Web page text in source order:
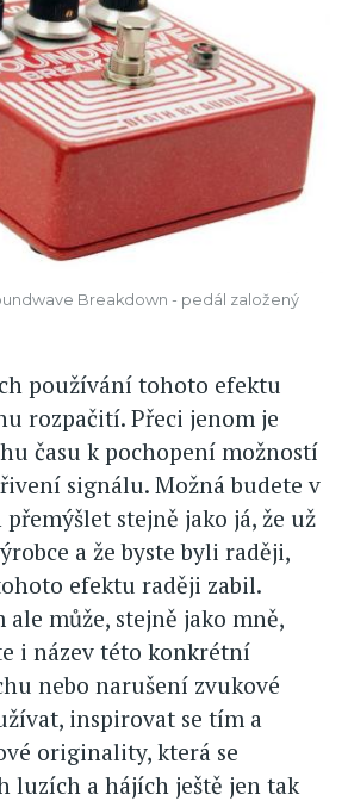
Breakdown - pedál založený
používání tohoto efektu
rozpačití. Přeci jenom je
času k pochopení možností
signálu. Možná budete v
stejně jako já, že už
a že byste byli raději,
efektu raději zabil.
ale může, stejně jako mně,
i název této konkrétní
nebo narušení zvukové
inspirovat se tím a
originality, která se
luzích a hájích ještě jen tak